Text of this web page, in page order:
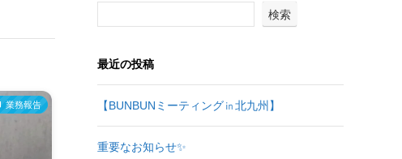
業務報告
検索
最近の投稿
【BUNBUNミーティング㏌北九州】
重要なお知らせ✨